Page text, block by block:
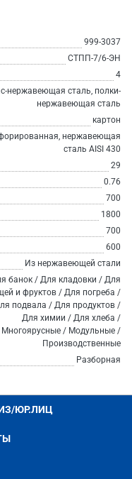
999-3037
СТПП-7/6-ЭН
4
нержавеющая сталь, полки-
нержавеющая сталь
картон
нержавеющая
сталь AISI 430
29
0.76
700
1800
700
600
Из нержавеющей стали
банок / Для кладовки / Для
и фруктов / Для погреба /
подвала / Для продуктов /
Для химии / Для хлеба /
Многоярусные / Модульные /
Производственные
Разборная
ЮР.ЛИЦ